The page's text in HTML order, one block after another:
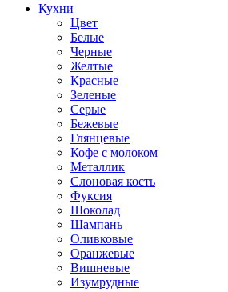
Кухни
Цвет
Белые
Черные
Желтые
Красные
Зеленые
Серые
Бежевые
Глянцевые
Кофе с молоком
Металлик
Слоновая кость
Фуксия
Шоколад
Шампань
Оливковые
Оранжевые
Вишневые
Изумрудные